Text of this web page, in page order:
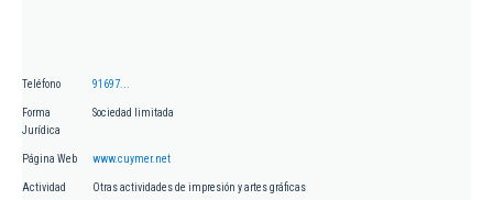
Teléfono 91697...
Forma
Jurídica
Sociedad limitada
Página Web www.cuymer.net
Actividad Otras actividades de impresión y artes gráficas